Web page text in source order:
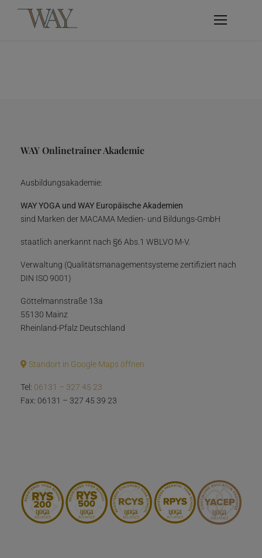
WAY Onlinetrainer Akademie
Ausbildungsakademie:
WAY YOGA und WAY Europäische Akademien
sind Marken der MACAMA Medien- und Bildungs-GmbH
staatlich anerkannt nach §6 Abs.1 WBLVO M-V.
Verwaltung (Qualitätsmanagementsysteme zertifiziert nach
DIN ISO 9001)
Göttelmannstraße 13a
55130 Mainz
Rheinland-Pfalz Deutschland
Standort in Google Maps öffnen
Tel: 06131 – 327 45 23
Fax: 06131 – 327 45 39 23